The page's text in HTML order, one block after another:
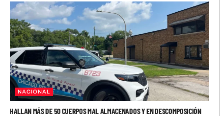
NACIONAL
HALLAN MÁS DE 50 CUERPOS MAL ALMACENADOS Y EN DESCOMPOSICIÓN